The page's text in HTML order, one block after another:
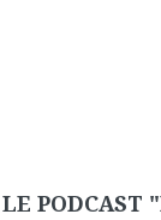
LE PODCAST